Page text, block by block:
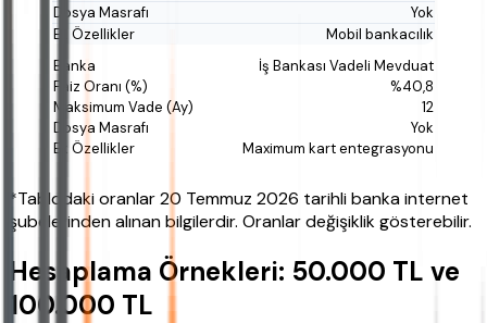
Yok
Mobil bankacılık
İş Bankası Vadeli Mevduat
%40,8
12
Yok
Maximum kart entegrasyonu
*Tablodaki oranlar 20 Temmuz 2026 tarihli banka internet
şubelerinden alınan bilgilerdir. Oranlar değişiklik gösterebilir.
Hesaplama Örnekleri: 50.000 TL ve
100.000 TL